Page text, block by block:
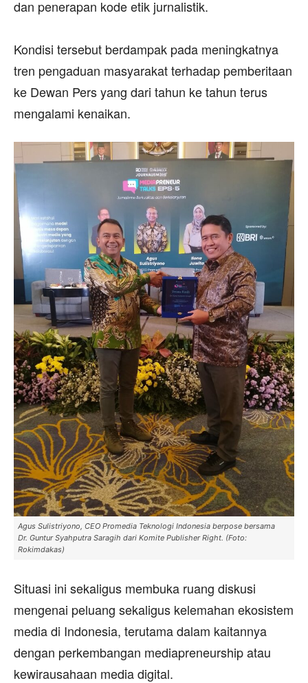
dan penerapan kode etik jurnalistik.
‎Kondisi tersebut berdampak pada meningkatnya
tren pengaduan masyarakat terhadap pemberitaan
ke Dewan Pers yang dari tahun ke tahun terus
mengalami kenaikan.
Agus Sulistriyono, CEO Promedia Teknologi Indonesia berpose bersama
‎Dr. Guntur Syahputra Saragih dari Komite Publisher Right. (Foto:
Rokimdakas)
‎Situasi ini sekaligus membuka ruang diskusi
mengenai peluang sekaligus kelemahan ekosistem
media di Indonesia, terutama dalam kaitannya
dengan perkembangan mediapreneurship atau
kewirausahaan media digital.